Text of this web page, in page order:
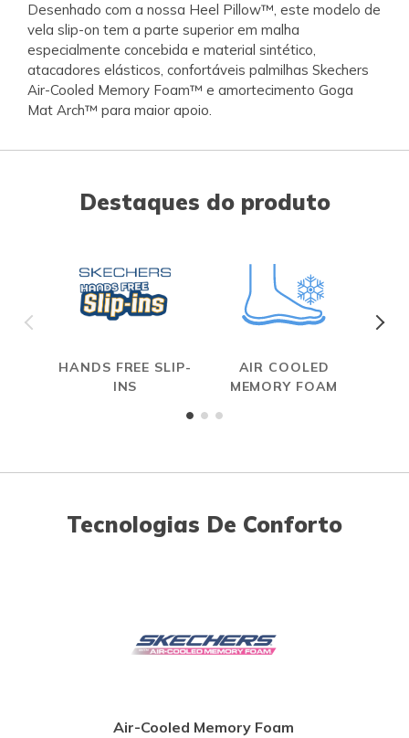
Desenhado com a nossa Heel Pillow™, este modelo de
vela slip-on tem a parte superior em malha
especialmente concebida e material sintético,
atacadores elásticos, confortáveis palmilhas Skechers
Air-Cooled Memory Foam™ e amortecimento Goga
Mat Arch™ para maior apoio.
Destaques do produto
HANDS FREE SLIP-
INS
AIR COOLED
MEMORY FOAM
Tecnologias De Conforto
Air-Cooled Memory Foam